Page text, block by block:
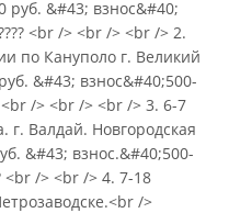
руб. &#43; взнос&#40;
<br /> <br /> <br /> 2.
по Кануполо г. Великий
&#43; взнос&#40;500-
/> <br /> <br /> 3. 6-7
г. Валдай. Новгородская
&#43; взнос.&#40;500-
<br /> <br /> 4. 7-18
/>